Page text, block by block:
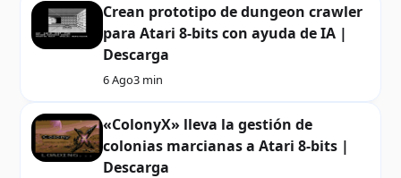
Crean prototipo de dungeon crawler
para Atari 8-bits con ayuda de IA |
Descarga
6 Ago3 min
«ColonyX» lleva la gestión de
colonias marcianas a Atari 8-bits |
Descarga